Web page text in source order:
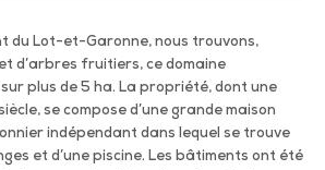
du Lot-et-Garonne, nous trouvons,
d’arbres fruitiers, ce domaine
plus de 5 ha. La propriété, dont une
se compose d’une grande maison
indépendant dans lequel se trouve
et d’une piscine. Les bâtiments ont été